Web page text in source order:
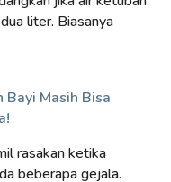
liter. Biasanya
Bayi Masih Bisa
rasakan ketika
beberapa gejala.